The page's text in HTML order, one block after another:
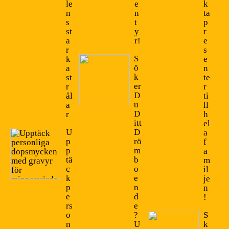
le
n
s
st
a
r
k
a
st
r
ål
a
r
U
p
p
tä
c
k
p
e
rs
o
n
e
n
t
y
r!
S
ö
k
er
D
u
D
itt
D
rö
m
b
o
e
n
d
e
?
U
k
ta
p
r
e
s
e
n
te
r
ti
ll
h
el
a
f
a
m
il
je
n
!
S
k